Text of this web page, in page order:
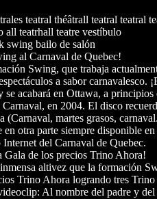
teatral théâtrall teatral teatral
all teatrhall teatre vestíbulo
swing bailo de salón
al Carnaval de Quebec!
Swing, que trabaja
a sabor carnavalesco.
acabará en Ottawa, a
en 2004. El disco
(Carnaval, martes grasos,
otra parte siempre disponible
del Carnaval de Quebec.
Gala de los precios Trino Ahora!
altivez que la formación
Trino Ahora logrando tres
Al nombre del padre y